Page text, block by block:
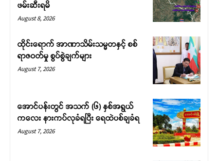
ဖမ်းဆီးရမိ
August 8, 2026
ထိုင်းရောက် အာဏာသိမ်းသမ္မတနှင့် စစ်
ရာဇဝတ်မှု စွပ်စွဲချက်များ
August 7, 2026
အောင်ပန်းတွင် အသက် (၆) နှစ်အရွယ်
ကလေး နားကပ်လုခံရပြီး ရေထဲပစ်ချခံရ
August 7, 2026